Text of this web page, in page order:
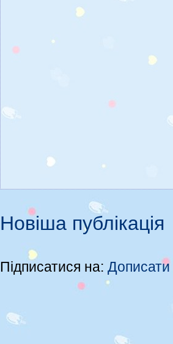
Новіша публікація
Підписатися на: Дописати